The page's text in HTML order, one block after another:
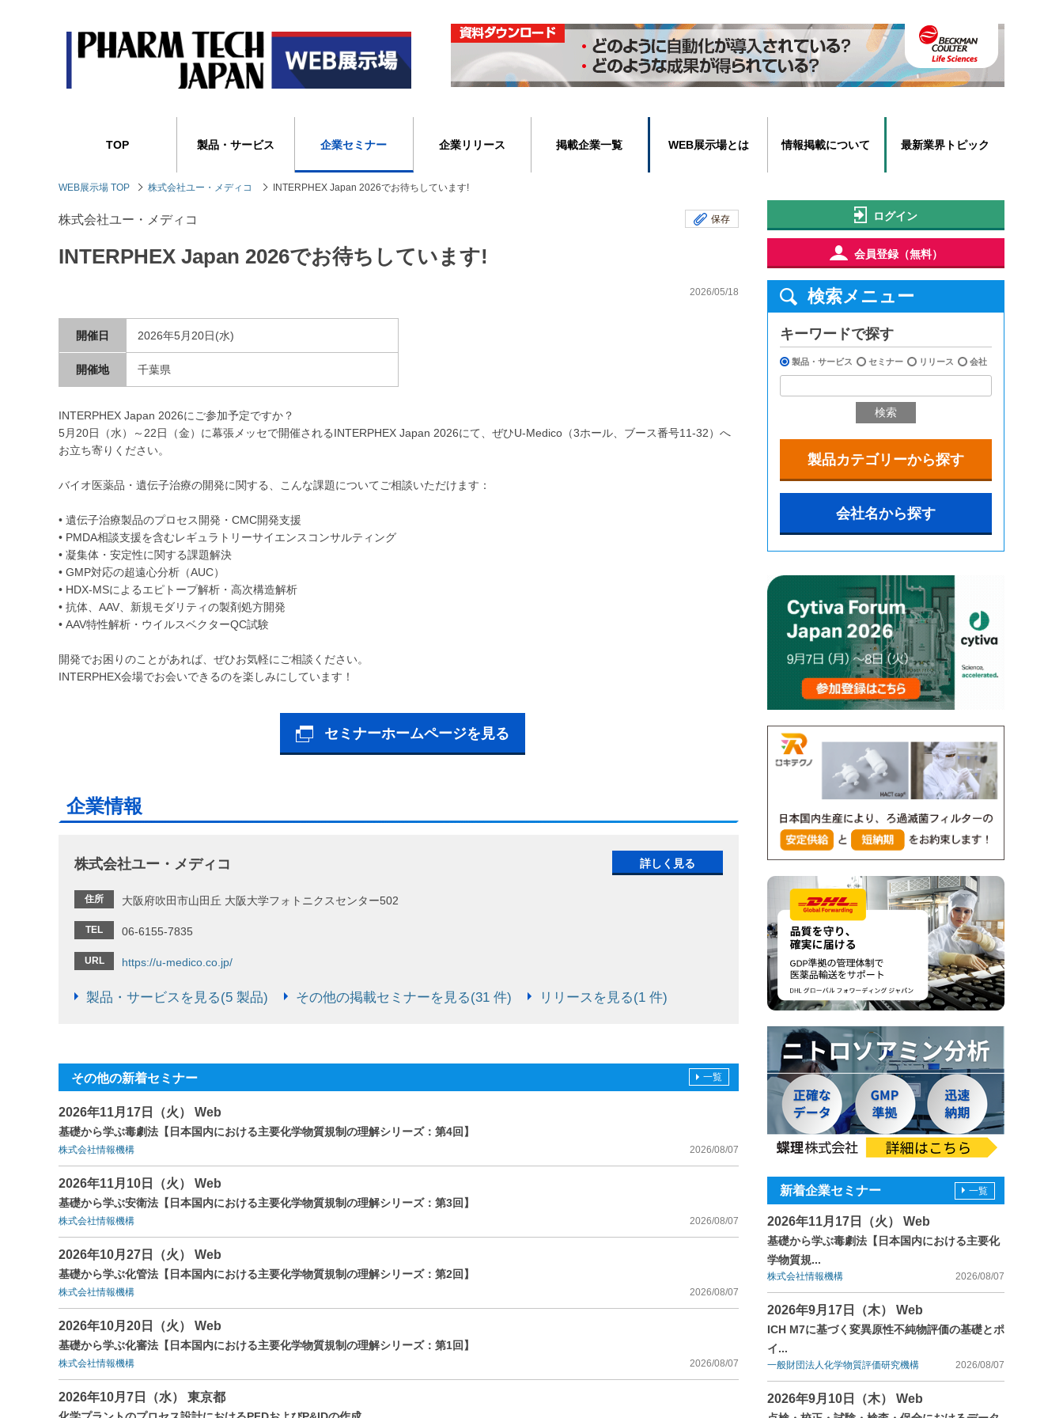
TOP 製品・サービス 企業セミナー 企業リリース 掲載企業一覧 WEB展示場とは 情報掲載について 最新業界トピック
WEB展示場 TOP 株式会社ユー・メディコ INTERPHEX Japan 2026でお待ちしています!
株式会社ユー・メディコ 保存
INTERPHEX Japan 2026でお待ちしています!
2026/05/18
開催日 2026年5月20日(水)
開催地 千葉県
INTERPHEX Japan 2026にご参加予定ですか？
5月20日（水）～22日（金）に幕張メッセで開催されるINTERPHEX Japan 2026にて、ぜひU-Medico（3ホール、ブース番号11-32）へ
お立ち寄りください。
バイオ医薬品・遺伝子治療の開発に関する、こんな課題についてご相談いただけます：
• 遺伝子治療製品のプロセス開発・CMC開発支援
• PMDA相談支援を含むレギュラトリーサイエンスコンサルティング
• 凝集体・安定性に関する課題解決
• GMP対応の超遠心分析（AUC）
• HDX-MSによるエピトープ解析・高次構造解析
• 抗体、AAV、新規モダリティの製剤処方開発
• AAV特性解析・ウイルスベクターQC試験
開発でお困りのことがあれば、ぜひお気軽にご相談ください。
INTERPHEX会場でお会いできるのを楽しみにしています！
セミナーホームページを見る
企業情報
株式会社ユー・メディコ
住所 大阪府吹田市山田丘 大阪大学フォトニクスセンター502
TEL 06-6155-7835
URL https://u-medico.co.jp/
製品・サービスを見る(5 製品) その他の掲載セミナーを見る(31 件) リリースを見る(1 件)
詳しく見る
その他の新着セミナー
2026年11月17日（火） Web
基礎から学ぶ毒劇法【日本国内における主要化学物質規制の理解シリーズ：第4回】
株式会社情報機構 2026/08/07
2026年11月10日（火） Web
基礎から学ぶ安衛法【日本国内における主要化学物質規制の理解シリーズ：第3回】
株式会社情報機構 2026/08/07
2026年10月27日（火） Web
基礎から学ぶ化管法【日本国内における主要化学物質規制の理解シリーズ：第2回】
株式会社情報機構 2026/08/07
2026年10月20日（火） Web
基礎から学ぶ化審法【日本国内における主要化学物質規制の理解シリーズ：第1回】
株式会社情報機構 2026/08/07
2026年10月7日（水） 東京都
一覧
ログイン
会員登録（無料）
検索メニュー
キーワードで探す
製品・サービス セミナー リリース 会社
検索
製品カテゴリーから探す
会社名から探す
新着企業セミナー
2026年11月17日（火） Web
基礎から学ぶ毒劇法【日本国内における主要化
学物質規...
株式会社情報機構 2026/08/07
2026年9月17日（木） Web
ICH M7に基づく変異原性不純物評価の基礎とポ
イ...
一般財団法人化学物質評価研究機構 2026/08/07
2026年9月10日（木） Web
一覧